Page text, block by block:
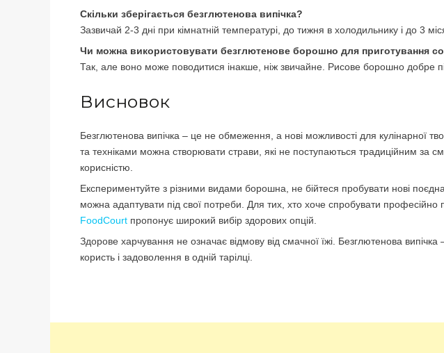
Скільки зберігається безглютенова випічка?
Зазвичай 2-3 дні при кімнатній температурі, до тижня в холодильнику і до 3
Чи можна використовувати безглютенове борошно для приготування
Так, але воно може поводитися інакше, ніж звичайне. Рисове борошно добре
Висновок
Безглютенова випічка – це не обмеження, а нові можливості для кулінарної
та техніками можна створювати страви, які не поступаються традиційним за
корисністю.
Експериментуйте з різними видами борошна, не бійтеся пробувати нові
можна адаптувати під свої потреби. Для тих, хто хоче спробувати професійно
FoodCourt пропонує широкий вибір здорових опцій.
Здорове харчування не означає відмову від смачної їжі. Безглютенова
користь і задоволення в одній тарілці.